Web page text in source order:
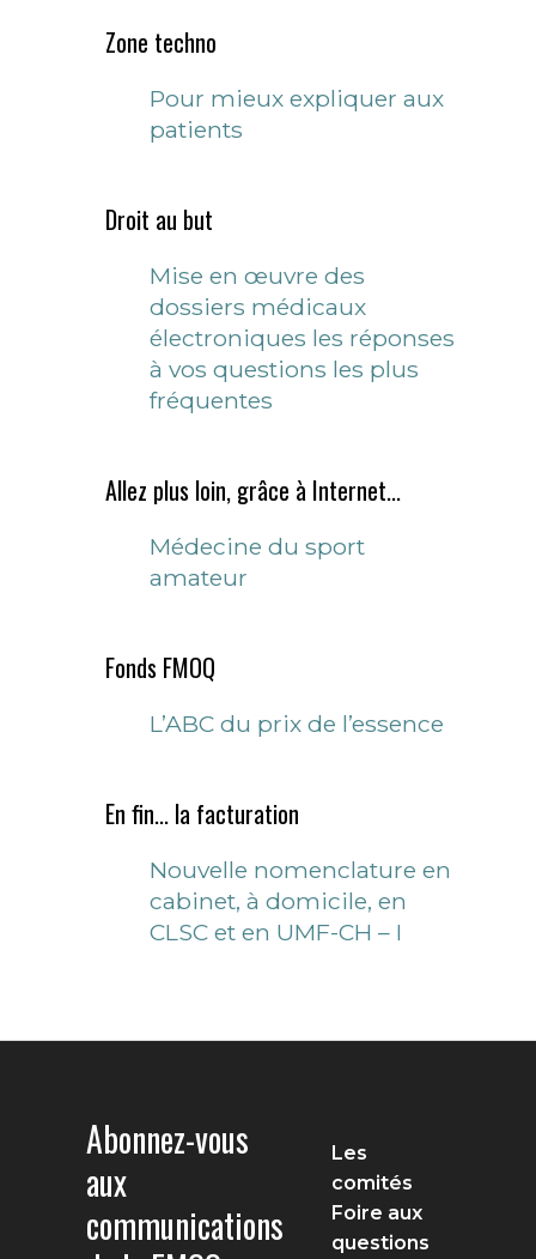
Zone techno
Pour mieux expliquer aux
patients
Droit au but
Mise en œuvre des
dossiers médicaux
électroniques les réponses
à vos questions les plus
fréquentes
Allez plus loin, grâce à Internet...
Médecine du sport
amateur
Fonds FMOQ
L’ABC du prix de l’essence
En fin... la facturation
Nouvelle nomenclature en
cabinet, à domicile, en
CLSC et en UMF-CH – I
Abonnez-vous
aux
communications
Les
comités
Foire aux
questions